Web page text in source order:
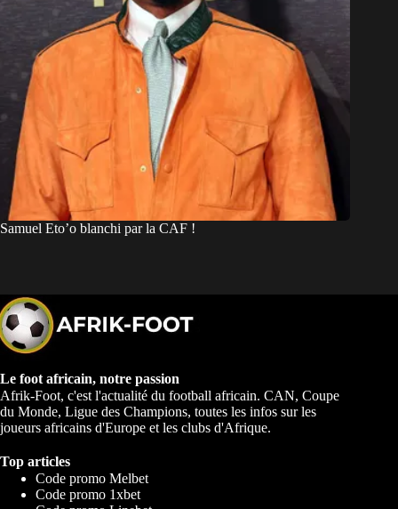
Samuel Eto’o blanchi par la CAF !
Le foot africain, notre passion
Afrik-Foot, c'est l'actualité du football africain. CAN, Coupe
du Monde, Ligue des Champions, toutes les infos sur les
joueurs africains d'Europe et les clubs d'Afrique.
Top articles
Code promo Melbet
Code promo 1xbet